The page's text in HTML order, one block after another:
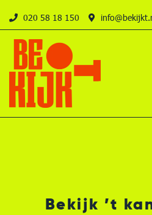
020 58 18 150
Bekijk ’t